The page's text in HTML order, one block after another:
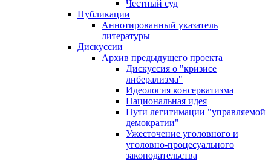
Честный суд
Публикации
Аннотированный указатель
литературы
Дискуссии
Архив предыдущего проекта
Дискуссия о "кризисе
либерализма"
Идеология консерватизма
Национальная идея
Пути легитимации "управляемой
демократии"
Ужесточение уголовного и
уголовно-процесуального
законодательства